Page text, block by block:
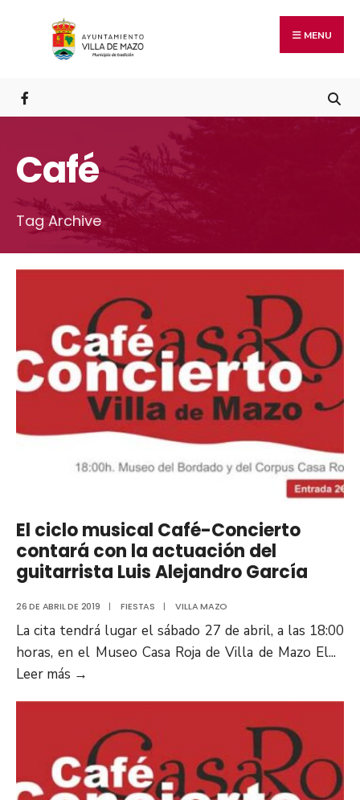
MENU
Café
Tag Archive
El ciclo musical Café-Concierto
contará con la actuación del
guitarrista Luis Alejandro García
26 DE ABRIL DE 2019 | FIESTAS | VILLA MAZO
La cita tendrá lugar el sábado 27 de abril, a las 18:00
horas, en el Museo Casa Roja de Villa de Mazo El...
Leer más →